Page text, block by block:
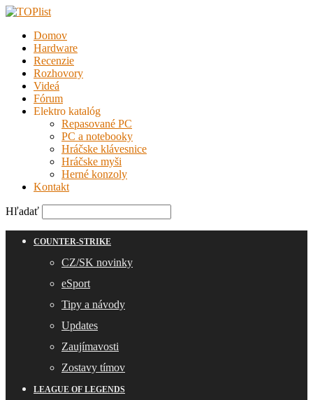
Domov
Hardware
Recenzie
Rozhovory
Videá
Fórum
Elektro katalóg
Repasované PC
PC a notebooky
Hráčske klávesnice
Hráčske myši
Herné konzoly
Kontakt
Hľadať
COUNTER-STRIKE
CZ/SK novinky
eSport
Tipy a návody
Updates
Zaujímavosti
Zostavy tímov
LEAGUE OF LEGENDS